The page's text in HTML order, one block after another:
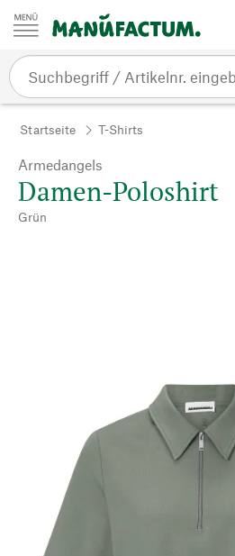
Zum Inhalt springen
Startseite T-Shirts
Armedangels
Damen-Poloshirt
Grün